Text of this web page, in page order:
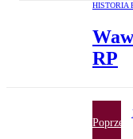
HISTORIA
RP